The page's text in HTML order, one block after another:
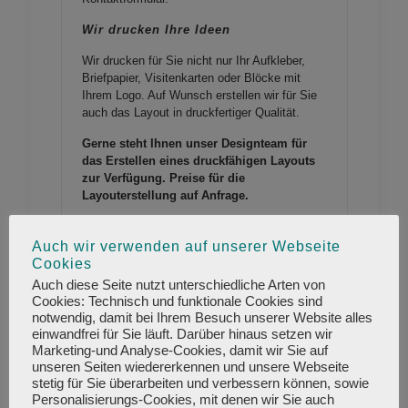
Wir drucken Ihre Ideen
Wir drucken für Sie nicht nur Ihr Aufkleber,
Briefpapier, Visitenkarten oder Blöcke mit
Ihrem Logo. Auf Wunsch erstellen wir für Sie
auch das Layout in druckfertiger Qualität.
Gerne steht Ihnen unser Designteam für
das Erstellen eines druckfähigen Layouts
zur Verfügung. Preise für die
Layouterstellung auf Anfrage.
Layouterstellung Angebot
anfordern
Werbung, die auffällt
Aufkleber, auchSticker genannt sind nicht nur
als Give-away für Ihre Kunden unverzichtbar.
Kennzeichnen Sie Ihre Produkte mit
individuell gestalteten Aufklebern oder
Auch wir verwenden auf unserer Webseite
Cookies
Auch diese Seite nutzt unterschiedliche Arten von
Cookies: Technisch und funktionale Cookies sind
notwendig, damit bei Ihrem Besuch unserer Website alles
einwandfrei für Sie läuft. Darüber hinaus setzen wir
Marketing-und Analyse-Cookies, damit wir Sie auf
unseren Seiten wiedererkennen und unsere Webseite
stetig für Sie überarbeiten und verbessern können, sowie
Personalisierungs-Cookies, mit denen wir Sie auch